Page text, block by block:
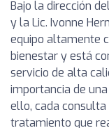
Bajo la dirección
y la Lic. Ivonne
equipo altamente
bienestar y está
servicio de alta
importancia de
ello, cada
tratamiento que